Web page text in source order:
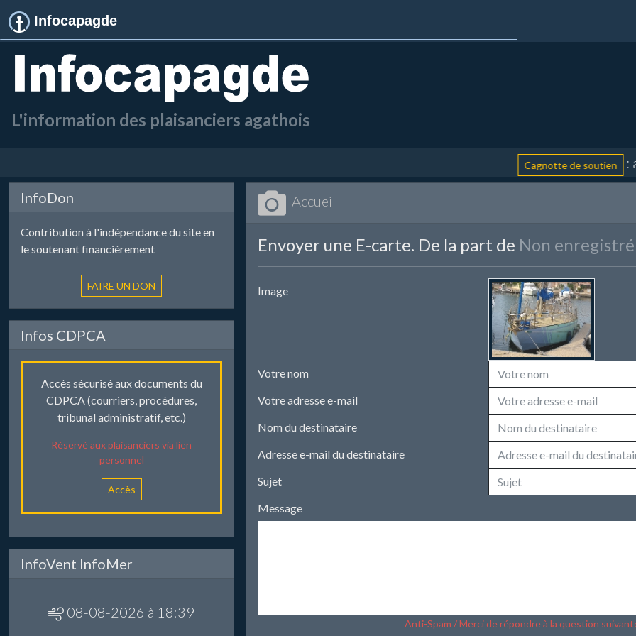
Infocapagde
L'information des plaisanciers agathois
Cagnotte de soutien :
InfoDon
Contribution à l'indépendance du site en
le soutenant financièrement
Infos CDPCA
Accès sécurisé aux documents du
CDPCA (courriers, procédures,
tribunal administratif, etc.)
Réservé aux plaisanciers via lien
personnel
Accès
InfoVent InfoMer
08-08-2026 à 18:39
Accueil
Envoyer une E-carte. De la part de Non enregistré
Image
Votre nom
Votre adresse e-mail
Nom du destinataire
Adresse e-mail du destinataire
Sujet
Message
Anti-Spam / Merci de répondre à la question